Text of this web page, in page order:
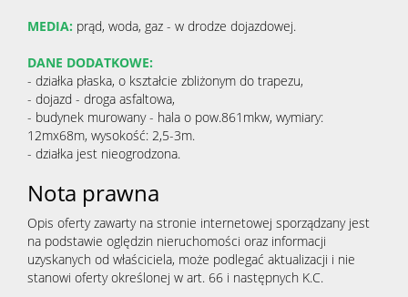
MEDIA: prąd, woda, gaz - w drodze dojazdowej.
DANE DODATKOWE:
- działka płaska, o kształcie zbliżonym do trapezu,
- dojazd - droga asfaltowa,
- budynek murowany - hala o pow.861mkw, wymiary:
12mx68m, wysokość: 2,5-3m.
- działka jest nieogrodzona.
Nota prawna
Opis oferty zawarty na stronie internetowej sporządzany jest
na podstawie oględzin nieruchomości oraz informacji
uzyskanych od właściciela, może podlegać aktualizacji i nie
stanowi oferty określonej w art. 66 i następnych K.C.